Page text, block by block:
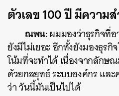
ตัวเลข 100 ปี มีความ
ณพน:ผมมองว่าธุรกิจที่อ
ยังมีไม่เยอะ อีกทั้งยังมองธุร
โน้มที่จะทำได้ เนื่องจากลักษ
ด้วยกลยุทธ์ ระบบองค์กร แล
ว่า วันนี้มันเป็นไปได้